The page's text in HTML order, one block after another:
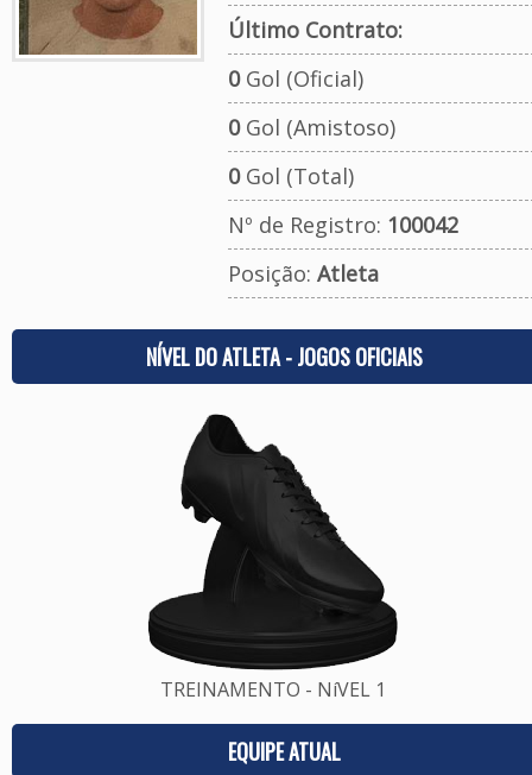
Último Contrato:
0Gol (Oficial)
0Gol (Amistoso)
0Gol (Total)
Nº de Registro: 100042
Posição: Atleta
NÍVEL DO ATLETA - JOGOS OFICIAIS
TREINAMENTO - NíVEL 1
EQUIPE ATUAL